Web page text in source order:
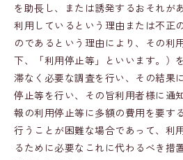
を助⻑し、または誘発するおそれが
利用しているという理由または不正
のであるという理由により、その利
下、「利用停止等」といいます。）
滞なく必要な調査を行い、その結果
停止等を行い、その旨利用者様に通
報の利用停止等に多額の費用を要す
行うことが困難な場合であって、利
るために必要なこれに代わるべき措